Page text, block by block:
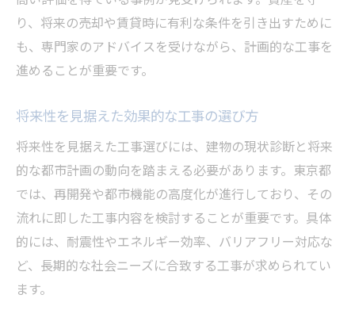
り、将来の売却や賃貸時に有利な条件を引き出すために
も、専門家のアドバイスを受けながら、計画的な工事を
進めることが重要です。
将来性を見据えた効果的な工事の選び方
将来性を見据えた工事選びには、建物の現状診断と将来
的な都市計画の動向を踏まえる必要があります。東京都
では、再開発や都市機能の高度化が進行しており、その
流れに即した工事内容を検討することが重要です。具体
的には、耐震性やエネルギー効率、バリアフリー対応な
ど、長期的な社会ニーズに合致する工事が求められてい
ます。